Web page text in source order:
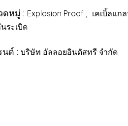
ดหมู่ : Explosion Proof , เคเบิ้ลแก
ระเบิด
นด์ : บริษัท อัลลอยอินดัสทรี จำกัด